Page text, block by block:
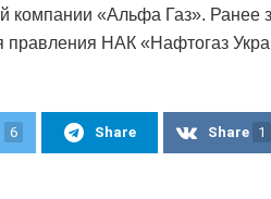
компании «Альфа Газ». Ранее
правления НАК «Нафтогаз
6 Share Share 1